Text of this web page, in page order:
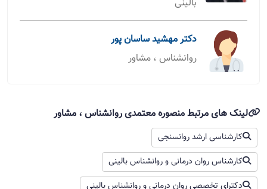
بالینی
دکتر مهشید ساسان پور
روانشناس ، مشاور
لینک های مرتبط منصوره معتمدی روانشناس ، مشاور
کارشناسی ارشد روانسنجی
کارشناس روان درمانی و روانشناس بالینی
دکترای تخصصی روان درمانی و روانشناس بالینی